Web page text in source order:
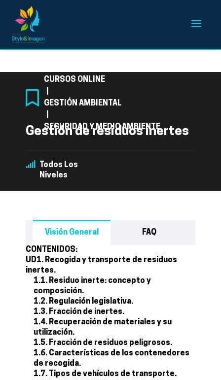
CURSOS ONLINE
GESTIÓN AMBIENTAL
SEGURIDAD Y MEDIO AMBIENTE
Gestión de residuos inertes
Todos Los
Niveles
Visión General FAQ
CONTENIDOS:
UD1. Recogida y transporte de residuos
inertes.
1.1. Residuo inerte: concepto y
composición.
1.2. Regulación legislativa.
1.3. Fracción de inertes.
1.4. Recuperación de materiales y su
utilización.
1.5. Fracción de residuos peligrosos.
1.6. Características de los contenedores
de recogida.
1.7. Tipos de vehículos de transporte.